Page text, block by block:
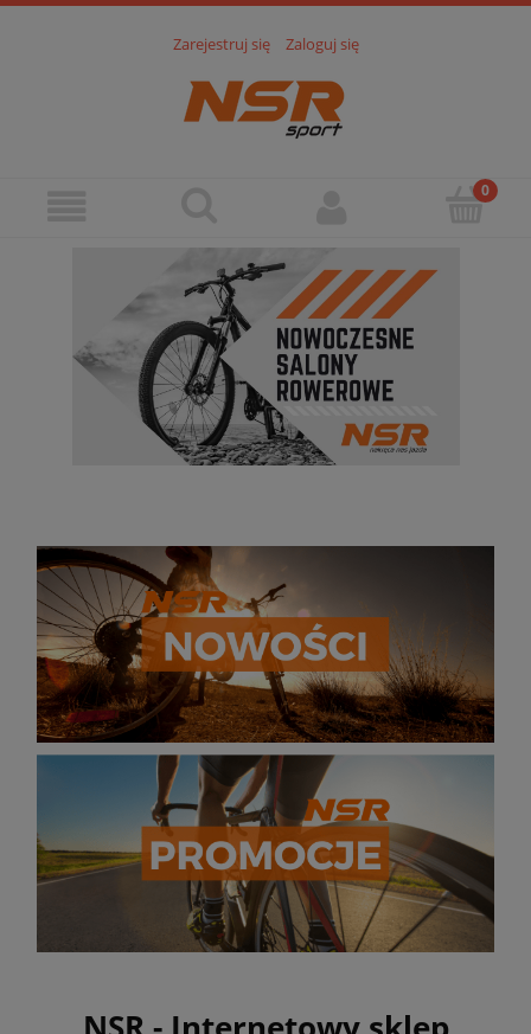
Zarejestruj się Zaloguj się